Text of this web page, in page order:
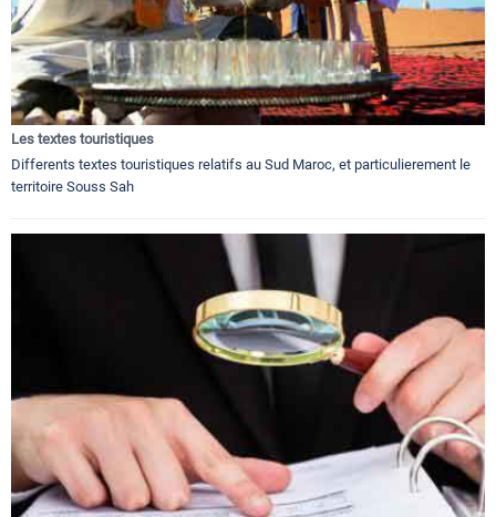
Les textes touristiques
Differents textes touristiques relatifs au Sud Maroc, et particulierement le
territoire Souss Sah